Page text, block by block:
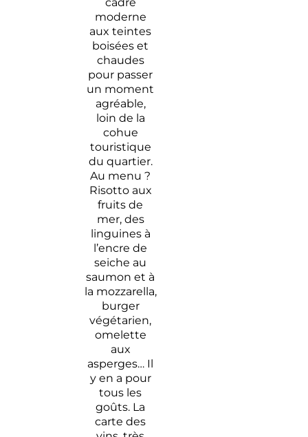
moderne
aux teintes
boisées et
chaudes
pour passer
un moment
agréable,
loin de la
cohue
touristique
du quartier.
Au menu ?
Risotto aux
fruits de
mer, des
linguines à
l’encre de
seiche au
saumon et à
la mozzarella,
burger
végétarien,
omelette
aux
asperges… Il
y en a pour
tous les
goûts. La
carte des